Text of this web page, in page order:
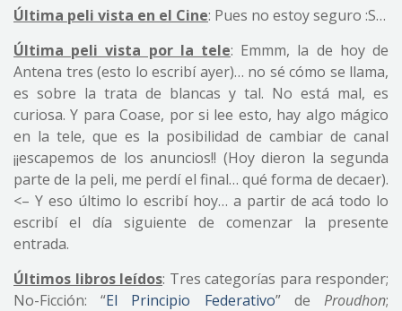
Última peli vista en el Cine: Pues no estoy seguro :S…
Última peli vista por la tele: Emmm, la de hoy de
Antena tres (esto lo escribí ayer)… no sé cómo se llama,
es sobre la trata de blancas y tal. No está mal, es
curiosa. Y para Coase, por si lee esto, hay algo mágico
en la tele, que es la posibilidad de cambiar de canal
¡¡escapemos de los anuncios!! (Hoy dieron la segunda
parte de la peli, me perdí el final… qué forma de decaer).
<– Y eso último lo escribí hoy… a partir de acá todo lo
escribí el día siguiente de comenzar la presente
entrada.
Últimos libros leídos: Tres categorías para responder;
No-Ficción: “El Principio Federativo” deProudhon;